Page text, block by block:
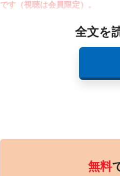
です（視聴は会員限定）。
全文を
無料